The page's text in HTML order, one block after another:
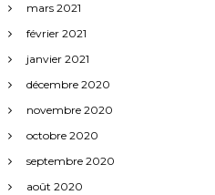
mars 2021
février 2021
janvier 2021
décembre 2020
novembre 2020
octobre 2020
septembre 2020
août 2020